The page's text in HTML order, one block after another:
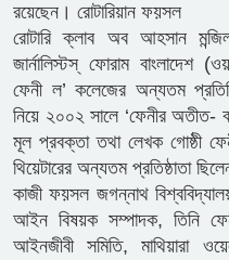
রয়েছেন। রোটারিয়ান ফয়সল
রোটারি ক্লাব অব আহসান
জার্নালিস্টস্ ফোরাম বাংলাদেশ
ফেনী ল’ কলেজের অন্যতম
নিয়ে ২০০২ সালে ‘ফেনীর অতীত-
মূল প্রবক্তা তথা লেখক গোষ্ঠী
থিয়েটারের অন্যতম প্রতিষ্ঠাতা
কাজী ফয়সল জগন্নাথ বিশ্ববিদ্যালয়
আইন বিষয়ক সম্পাদক, তিনি
আইনজীবী সমিতি, মাথিয়ারা